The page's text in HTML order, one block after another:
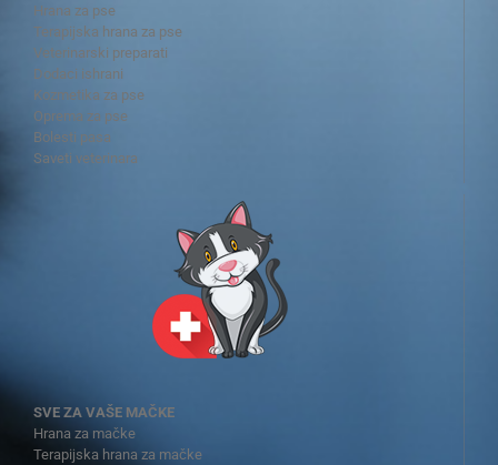
Hrana za pse
Terapijska hrana za pse
Veterinarski preparati
Dodaci ishrani
Kozmetika za pse
Oprema za pse
Bolesti pasa
Saveti veterinara
SVE ZA VAŠE MAČKE
Hrana za mačke
Terapijska hrana za mačke